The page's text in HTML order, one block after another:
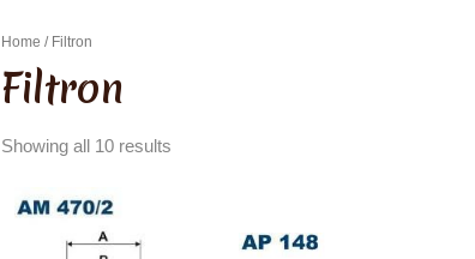
Home / Filtron
Filtron
Showing all 10 results